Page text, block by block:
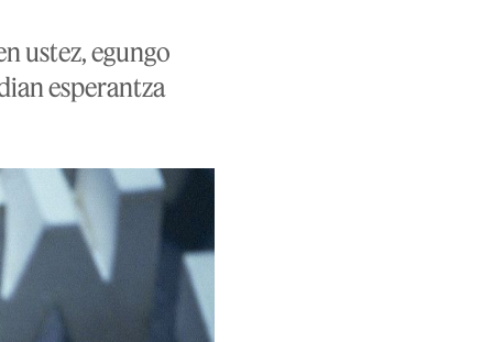
ustez, egungo
esperantza